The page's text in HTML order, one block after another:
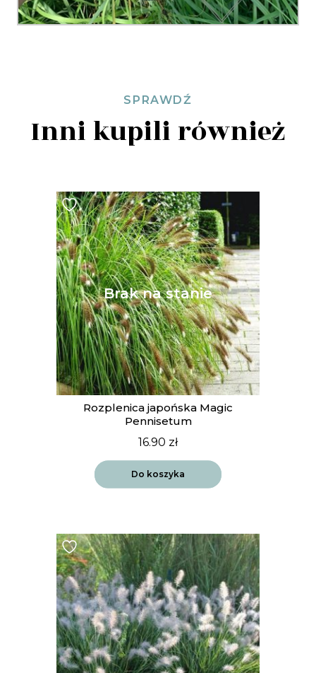
SPRAWDŹ
Inni kupili również
Rozplenica japońska Magic
Pennisetum
16.90 zł
Do koszyka